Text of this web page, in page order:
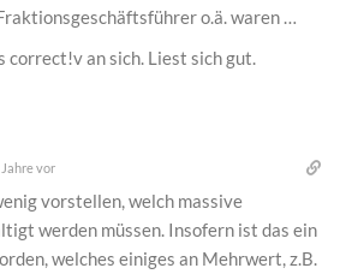
o.ä. waren …
correct!v an sich. Liest sich gut.
Jahre vor
vorstellen, welch massive
werden müssen. Insofern ist das ein
welches einiges an Mehrwert, z.B.